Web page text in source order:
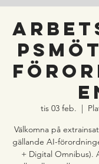
tis 03 feb.
  |
Välkomna på
gällande AI-
+ Digital